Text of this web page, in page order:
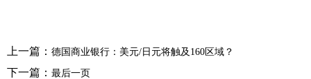
上一篇： 德国商业银行：美元/日元将触及160区域？
下一篇： 最后一页